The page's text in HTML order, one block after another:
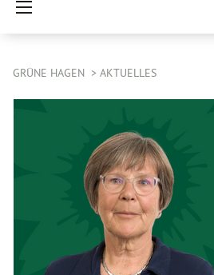
GRÜNE HAGEN AKTUELLES